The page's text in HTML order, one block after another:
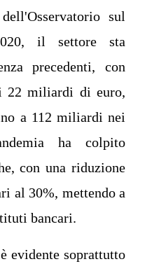
sul
il settore sta
precedenti, con
22 miliardi di euro,
a 112 miliardi nei
ha colpito
con una riduzione
al 30%, mettendo a
bancari.
evidente soprattutto